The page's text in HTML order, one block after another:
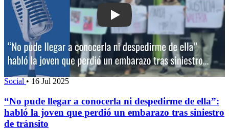
Play: “No pude llegar a conocerla ni
Social • 16 Jul 2025
“No pude llegar a conocerla ni despedirme de ella”:
habló la joven que perdió un embarazo tras siniestro
de tránsito